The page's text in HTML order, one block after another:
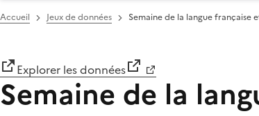
Accueil Jeux de données Semaine de la langue française
Explorer les données
Semaine de la